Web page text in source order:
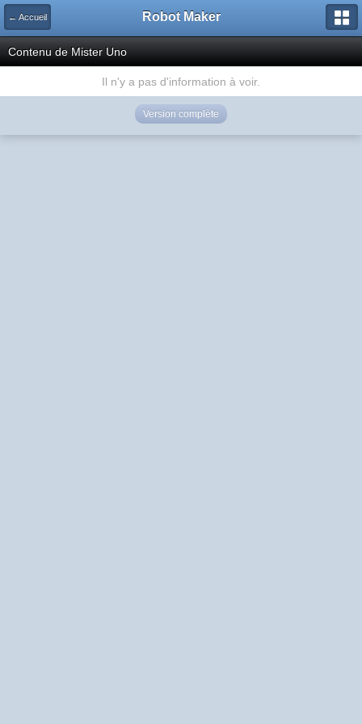
← Accueil Robot Maker
Contenu de Mister Uno
Il n'y a pas d'information à voir.
Version complète